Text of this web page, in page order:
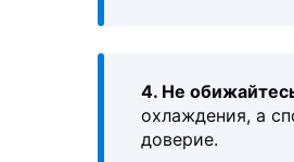
4. Не
охлаждения, а
доверие.